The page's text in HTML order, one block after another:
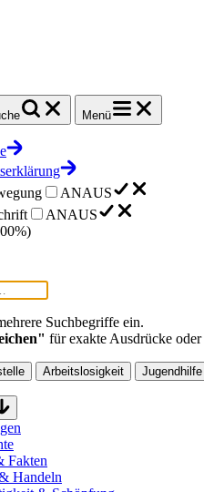
Menü
ANAUS
ANAUS
)
Suchbegriffe ein.
für exakte Ausdrücke oder
Arbeitslosigkeit Jugendhilfe
Fakten
Handeln